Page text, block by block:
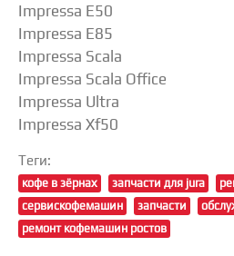
Impressa E50
Impressa E85
Impressa Scala
Impressa Scala Office
Impressa Ultra
Impressa Xf50
Теги:
кофе в зёрнах запчасти для jura
сервискофемашин
запчасти
ремонт кофемашин ростов